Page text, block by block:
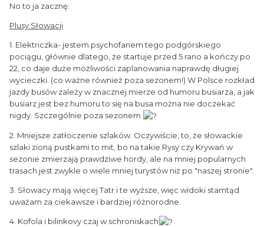
No to ja zacznę:
Plusy Słowacji
1. Elektriczka- jestem psychofanem tego podgórskiego
pociągu, głównie dlatego, że startuje przed 5 rano a kończy po
22, co daje duże możliwości zaplanowania naprawdę długiej
wycieczki. (co ważne również poza sezonem!) W Polsce rozkład
jazdy busów zależy w znacznej mierze od humoru busiarza, a jak
busiarz jest bez humoru to się na busa można nie doczekać
nigdy. Szczególnie poza sezonem
2. Mniejsze zatłoczenie szlaków. Oczywiście, to, że słowackie
szlaki zioną pustkami to mit, bo na takie Rysy czy Krywań w
sezonie zmierzają prawdziwe hordy, ale na mniej popularnych
trasach jest zwykle o wiele mniej turystów niż po "naszej stronie".
3. Słowacy mają więcej Tatr i te wyższe, więc widoki stamtąd
uważam za ciekawsze i bardziej różnorodne.
4. Kofola i bilinkovy czaj w schroniskach